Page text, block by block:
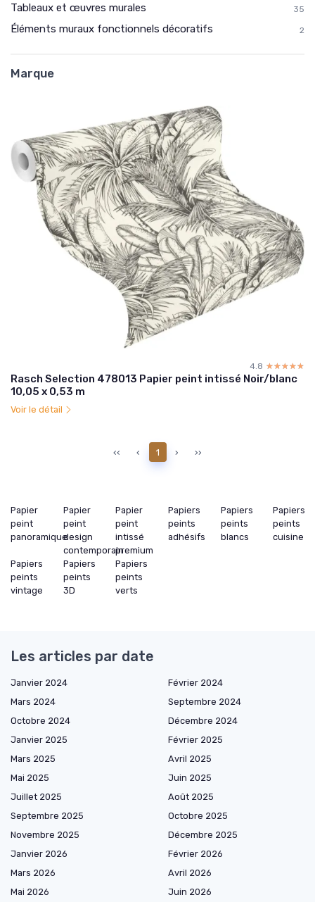
Tableaux et œuvres murales 35
Éléments muraux fonctionnels décoratifs 2
Marque
4.8 ☆☆☆☆☆
★★★★★
Rasch Selection 478013 Papier peint intissé Noir/blanc
10,05 x 0,53 m
Voir le détail
‹‹ ‹ 1 › ››
Papier
peint
panoramique
Papier
peint
design
contemporain
Papier
peint
intissé
premium
Papiers
peints
adhésifs
Papiers
peints
blancs
Papiers
peints
cuisine
Papiers
peints
vintage
Papiers
peints
3D
Papiers
peints
verts
Les articles par date
Janvier 2024
Février 2024
Mars 2024
Septembre 2024
Octobre 2024
Décembre 2024
Janvier 2025
Février 2025
Mars 2025
Avril 2025
Mai 2025
Juin 2025
Juillet 2025
Août 2025
Septembre 2025
Octobre 2025
Novembre 2025
Décembre 2025
Janvier 2026
Février 2026
Mars 2026
Avril 2026
Mai 2026
Juin 2026